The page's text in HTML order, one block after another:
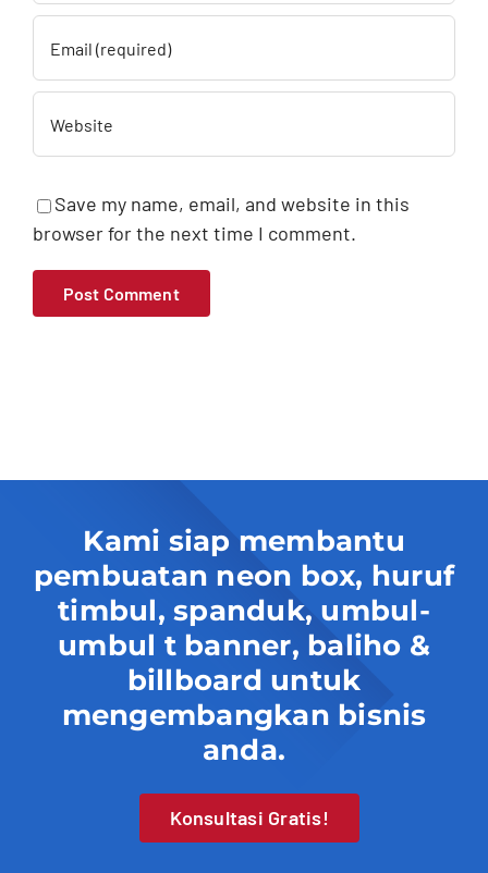
Save my name, email, and website in this
browser for the next time I comment.
Kami siap membantu
pembuatan neon box, huruf
timbul, spanduk, umbul-
umbul t banner, baliho &
billboard untuk
mengembangkan bisnis
anda.
Konsultasi Gratis!